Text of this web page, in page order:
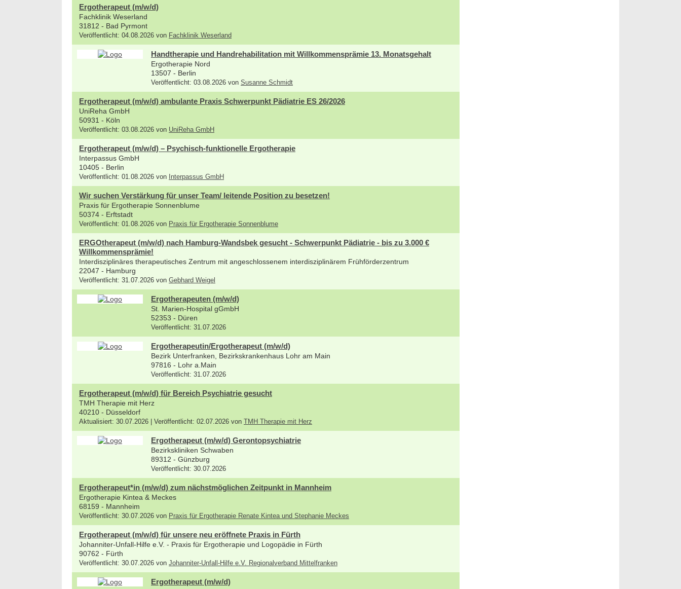
Ergotherapeut (m/w/d)
Fachklinik Weserland
31812 - Bad Pyrmont
Veröffentlicht: 04.08.2026 von Fachklinik Weserland
Handtherapie und Handrehabilitation mit Willkommensprämie 13. Monatsgehalt
Ergotherapie Nord
13507 - Berlin
Veröffentlicht: 03.08.2026 von Susanne Schmidt
Ergotherapeut (m/w/d) ambulante Praxis Schwerpunkt Pädiatrie ES 26/2026
UniReha GmbH
50931 - Köln
Veröffentlicht: 03.08.2026 von UniReha GmbH
Ergotherapeut (m/w/d) – Psychisch-funktionelle Ergotherapie
Interpassus GmbH
10405 - Berlin
Veröffentlicht: 01.08.2026 von Interpassus GmbH
Wir suchen Verstärkung für unser Team/ leitende Position zu besetzen!
Praxis für Ergotherapie Sonnenblume
50374 - Erftstadt
Veröffentlicht: 01.08.2026 von Praxis für Ergotherapie Sonnenblume
ERGOtherapeut (m/w/d) nach Hamburg-Wandsbek gesucht - Schwerpunkt Pädiatrie - bis zu 3.000 €
Willkommensprämie!
Interdisziplinäres therapeutisches Zentrum mit angeschlossenem interdisziplinärem Frühförderzentrum
22047 - Hamburg
Veröffentlicht: 31.07.2026 von Gebhard Weigel
Ergotherapeuten (m/w/d)
St. Marien-Hospital gGmbH
52353 - Düren
Veröffentlicht: 31.07.2026
Ergotherapeutin/Ergotherapeut (m/w/d)
Bezirk Unterfranken, Bezirkskrankenhaus Lohr am Main
97816 - Lohr a.Main
Veröffentlicht: 31.07.2026
Ergotherapeut (m/w/d) für Bereich Psychiatrie gesucht
TMH Therapie mit Herz
40210 - Düsseldorf
Aktualisiert: 30.07.2026 | Veröffentlicht: 02.07.2026 von TMH Therapie mit Herz
Ergotherapeut (m/w/d) Gerontopsychiatrie
Bezirkskliniken Schwaben
89312 - Günzburg
Veröffentlicht: 30.07.2026
Ergotherapeut*in (m/w/d) zum nächstmöglichen Zeitpunkt in Mannheim
Ergotherapie Kintea & Meckes
68159 - Mannheim
Veröffentlicht: 30.07.2026 von Praxis für Ergotherapie Renate Kintea und Stephanie Meckes
Ergotherapeut (m/w/d) für unsere neu eröffnete Praxis in Fürth
Johanniter-Unfall-Hilfe e.V. - Praxis für Ergotherapie und Logopädie in Fürth
90762 - Fürth
Veröffentlicht: 30.07.2026 von Johanniter-Unfall-Hilfe e.V. Regionalverband Mittelfranken
Ergotherapeut (m/w/d)